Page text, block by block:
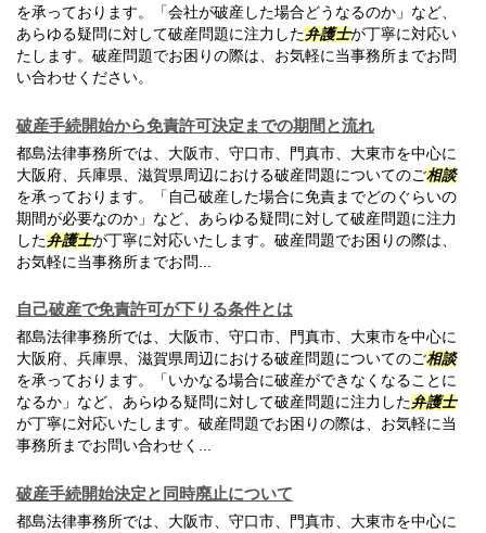
を承っております。「会社が破産した場合どうなるのか」など、
あらゆる疑問に対して破産問題に注力した弁護士が丁寧に対応い
たします。破産問題でお困りの際は、お気軽に当事務所までお問
い合わせください。
破産手続開始から免責許可決定までの期間と流れ
都島法律事務所では、大阪市、守口市、門真市、大東市を中心に
大阪府、兵庫県、滋賀県周辺における破産問題についてのご相談
を承っております。「自己破産した場合に免責までどのぐらいの
期間が必要なのか」など、あらゆる疑問に対して破産問題に注力
した弁護士が丁寧に対応いたします。破産問題でお困りの際は、
お気軽に当事務所までお問...
自己破産で免責許可が下りる条件とは
都島法律事務所では、大阪市、守口市、門真市、大東市を中心に
大阪府、兵庫県、滋賀県周辺における破産問題についてのご相談
を承っております。「いかなる場合に破産ができなくなることに
なるか」など、あらゆる疑問に対して破産問題に注力した弁護士
が丁寧に対応いたします。破産問題でお困りの際は、お気軽に当
事務所までお問い合わせく...
破産手続開始決定と同時廃止について
都島法律事務所では、大阪市、守口市、門真市、大東市を中心に